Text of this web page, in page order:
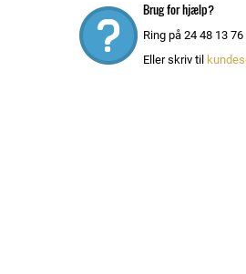
Brug for hjælp?
Ring på 24 48 13 76
Eller skriv til